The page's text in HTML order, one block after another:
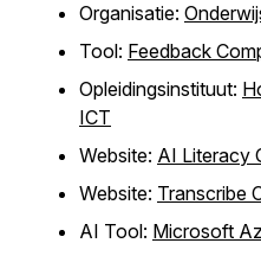
Organisatie:
Tool: Feedback
Opleidingsinstituut:
ICT
Website: AI Literacy
Website: Transcribe
AI Tool: Microsoft